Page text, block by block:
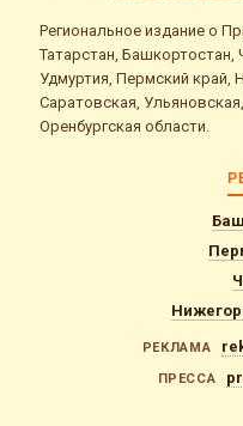
Региональное издание о
Татарстан,
Удмуртия, Пермский край,
Саратовская,
Оренбургская области.
РЕКЛАМА
ПРЕССА